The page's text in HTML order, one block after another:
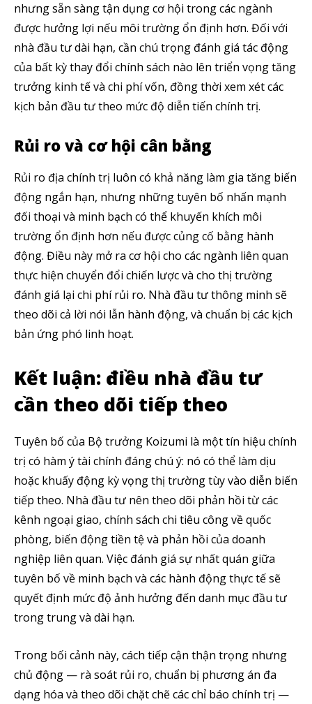
nhưng sẵn sàng tận dụng cơ hội trong các ngành
được hưởng lợi nếu môi trường ổn định hơn. Đối với
nhà đầu tư dài hạn, cần chú trọng đánh giá tác động
của bất kỳ thay đổi chính sách nào lên triển vọng tăng
trưởng kinh tế và chi phí vốn, đồng thời xem xét các
kịch bản đầu tư theo mức độ diễn tiến chính trị.
Rủi ro và cơ hội cân bằng
Rủi ro địa chính trị luôn có khả năng làm gia tăng biến
động ngắn hạn, nhưng những tuyên bố nhấn mạnh
đối thoại và minh bạch có thể khuyến khích môi
trường ổn định hơn nếu được củng cố bằng hành
động. Điều này mở ra cơ hội cho các ngành liên quan
thực hiện chuyển đổi chiến lược và cho thị trường
đánh giá lại chi phí rủi ro. Nhà đầu tư thông minh sẽ
theo dõi cả lời nói lẫn hành động, và chuẩn bị các kịch
bản ứng phó linh hoạt.
Kết luận: điều nhà đầu tư
cần theo dõi tiếp theo
Tuyên bố của Bộ trưởng Koizumi là một tín hiệu chính
trị có hàm ý tài chính đáng chú ý: nó có thể làm dịu
hoặc khuấy động kỳ vọng thị trường tùy vào diễn biến
tiếp theo. Nhà đầu tư nên theo dõi phản hồi từ các
kênh ngoại giao, chính sách chi tiêu công về quốc
phòng, biến động tiền tệ và phản hồi của doanh
nghiệp liên quan. Việc đánh giá sự nhất quán giữa
tuyên bố về minh bạch và các hành động thực tế sẽ
quyết định mức độ ảnh hưởng đến danh mục đầu tư
trong trung và dài hạn.
Trong bối cảnh này, cách tiếp cận thận trọng nhưng
chủ động — rà soát rủi ro, chuẩn bị phương án đa
dạng hóa và theo dõi chặt chẽ các chỉ báo chính trị —